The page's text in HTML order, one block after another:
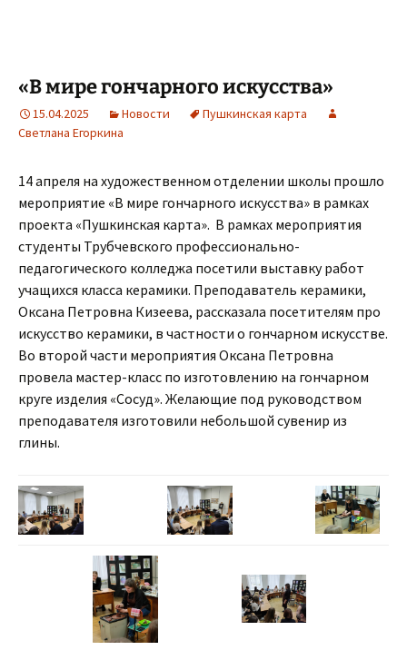
«В мире гончарного искусства»
15.04.2025 Новости
Пушкинская карта
Светлана Егоркина
14 апреля на художественном отделении школы прошло
мероприятие «В мире гончарного искусства» в рамках
проекта «Пушкинская карта». В рамках мероприятия
студенты Трубчевского профессионально-
педагогического колледжа посетили выставку работ
учащихся класса керамики. Преподаватель керамики,
Оксана Петровна Кизеева, рассказала посетителям про
искусство керамики, в частности о гончарном искусстве.
Во второй части мероприятия Оксана Петровна
провела мастер-класс по изготовлению на гончарном
круге изделия «Сосуд». Желающие под руководством
преподавателя изготовили небольшой сувенир из
глины.